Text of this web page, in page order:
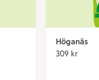
Höganäs
309 kr